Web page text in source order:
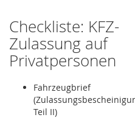
Checkliste: KFZ-
Zulassung auf
Privatpersonen
Fahrzeugbrief
Teil II)